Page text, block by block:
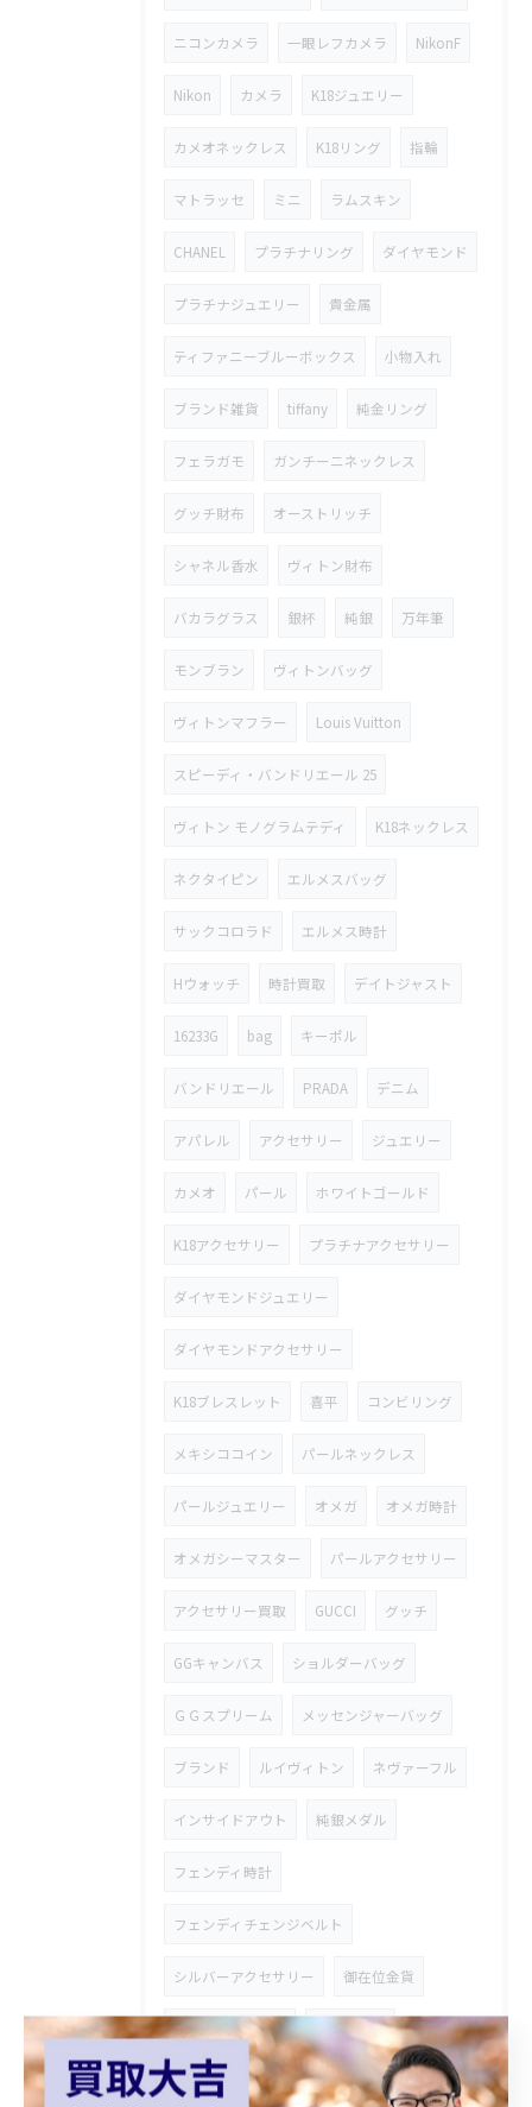
ニコンカメラ 一眼レフカメラ NikonF
Nikon カメラ K18ジュエリー
カメオネックレス K18リング 指輪
マトラッセ ミニ ラムスキン
CHANEL プラチナリング ダイヤモンド
プラチナジュエリー 貴金属
ティファニーブルーボックス 小物入れ
ブランド雑貨 tiffany 純金リング
フェラガモ ガンチーニネックレス
グッチ財布 オーストリッチ
シャネル香水 ヴィトン財布
バカラグラス 銀杯 純銀 万年筆
モンブラン ヴィトンバッグ
ヴィトンマフラー Louis Vuitton
スピーディ・バンドリエール 25
ヴィトン モノグラムテディ K18ネックレス
ネクタイピン エルメスバッグ
サックコロラド エルメス時計
Hウォッチ 時計買取 デイトジャスト
16233G bag キーポル
バンドリエール PRADA デニム
アパレル アクセサリー ジュエリー
カメオ パール ホワイトゴールド
K18アクセサリー プラチナアクセサリー
ダイヤモンドジュエリー
ダイヤモンドアクセサリー
K18ブレスレット 喜平 コンビリング
メキシココイン パールネックレス
パールジュエリー オメガ オメガ時計
オメガシーマスター パールアクセサリー
アクセサリー買取 GUCCI グッチ
GGキャンバス ショルダーバッグ
ＧＧスプリーム メッセンジャーバッグ
ブランド ルイヴィトン ネヴァーフル
インサイドアウト 純銀メダル
フェンディ時計
フェンディチェンジベルト
シルバーアクセサリー 御在位金貨
オーストリア金貨 コロナ金貨
天皇陛下御即位金貨 シャネルバッグ